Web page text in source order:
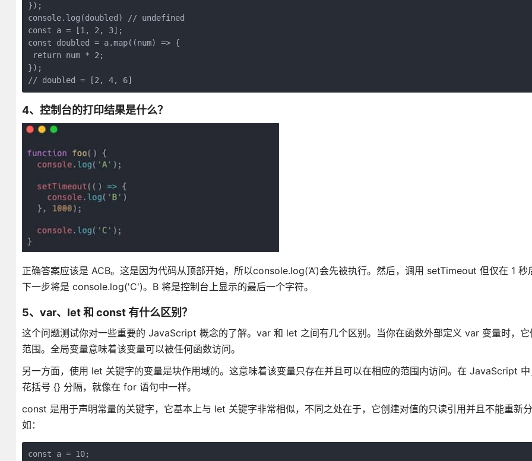
});
console.log(doubled) // undefined
const a = [1, 2, 3];
const doubled = a.map((num) => {
return num * 2;
});
// doubled = [2, 4, 6]
4、控制台的打印结果是什么？
正确答案应该是 ACB。这是因为代码从顶部开始，所以console.log(‘A’)会先被执行。然后，调用 setTimeout 但仅在 1 秒
下一步将是 console.log('C')。B 将是控制台上显示的最后一个字符。
5、var、let 和 const 有什么区别？
这个问题测试你对一些重要的 JavaScript 概念的了解。var 和 let 之间有几个区别。当你在函数外部定义 var 变量时，它
范围。全局变量意味着该变量可以被任何函数访问。
另一方面，使用 let 关键字的变量是块作用域的。这意味着该变量只存在并且可以在相应的范围内访问。在 JavaScript
花括号 {} 分隔，就像在 for 语句中一样。
const 是用于声明常量的关键字，它基本上与 let 关键字非常相似，不同之处在于，它创建对值的只读引用并且不能重新
如：
const a = 10;